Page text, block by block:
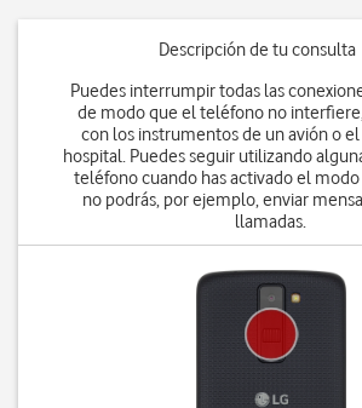
Descripción de tu consulta
Puedes interrumpir todas las
de modo que el teléfono no
con los instrumentos de un avión o
hospital. Puedes seguir utilizando
teléfono cuando has activado el
no podrás, por ejemplo, enviar
llamadas.